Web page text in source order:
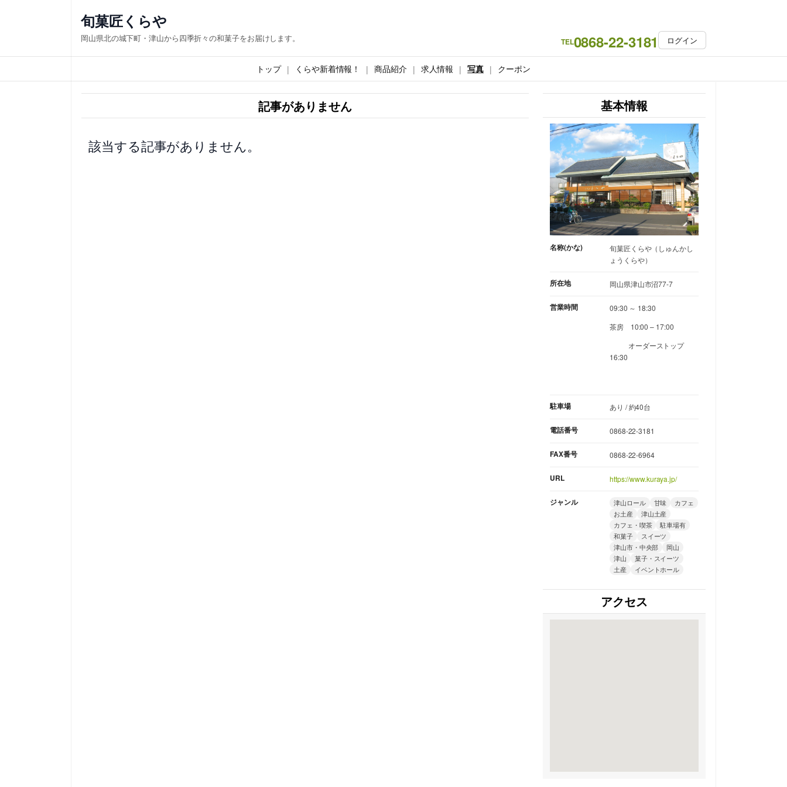
ス
キ
旬菓匠くらや
岡山県北の城下町・津山から四季折々の和菓子をお届けします。 TEL0868-22-3181 ログイン
トップ くらや新着情報！ 商品紹介 求人情報 写真 クーポン
記事がありません
該当する記事がありません。
基本情報
名称(かな)
旬菓匠くらや（しゅんかし
ょうくらや）
所在地 岡山県津山市沼77-7
営業時間
09:30 ～ 18:30
茶房 10:00 – 17:00
オーダーストップ
16:30
駐車場 あり / 約40台
電話番号 0868-22-3181
FAX番号 0868-22-6964
URL https://www.kuraya.jp/
ジャンル 津山ロール 甘味
カフェ
お土産
津山土産
カフェ・喫茶
駐車場有
和菓子
スイーツ
津山市・中央部
岡山
津山
菓子・スイーツ
土産
イベントホール
アクセス